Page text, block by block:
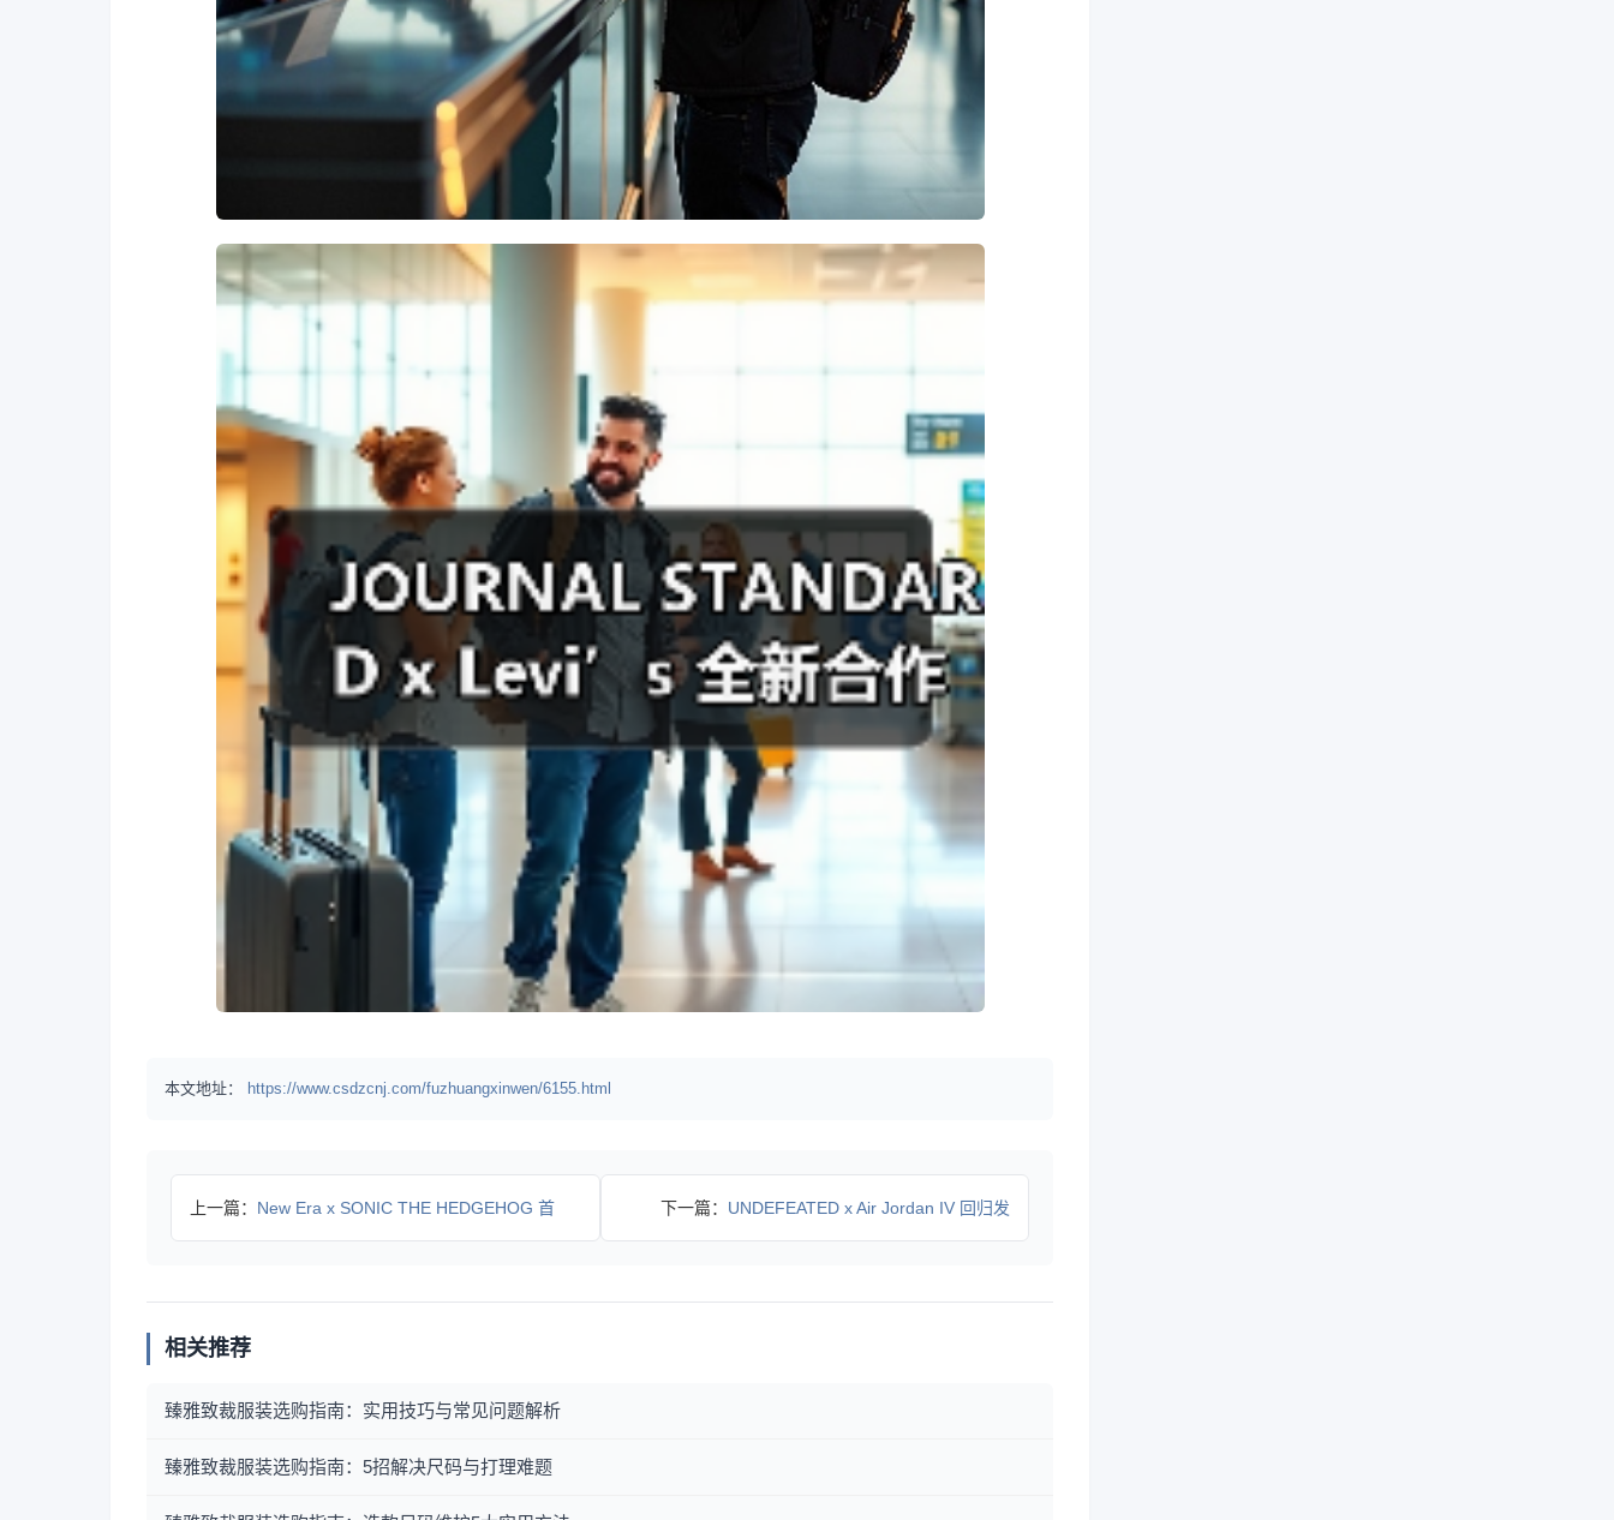
本文地址： https://www.csdzcnj.com/fuzhuangxinwen/6155.html
上一篇： New Era x SONIC THE HEDGEHOG 首 下一篇： UNDEFEATED x Air Jordan IV 回归发
相关推荐
臻雅致裁服装选购指南：实用技巧与常见问题解析
臻雅致裁服装选购指南：5招解决尺码与打理难题